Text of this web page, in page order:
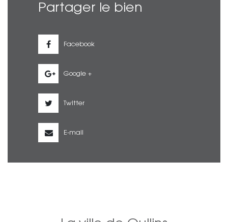
Partager le bien
Facebook
Google +
Twitter
E-mail